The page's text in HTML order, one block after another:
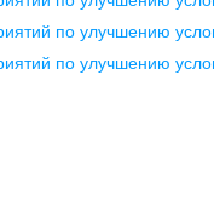
по улучшению
по улучшению